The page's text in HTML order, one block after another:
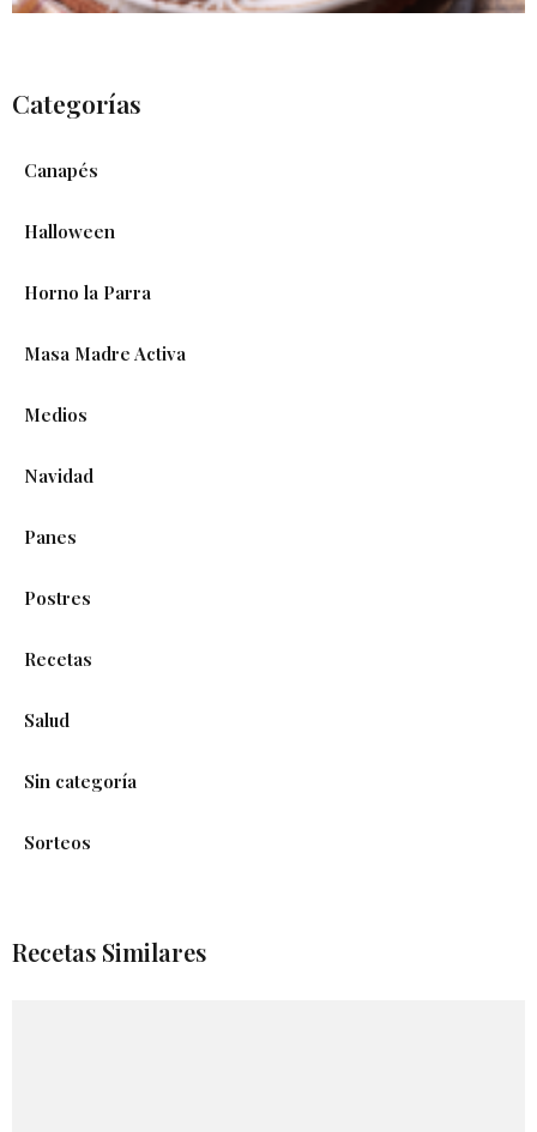
Categorías
Canapés
Halloween
Horno la Parra
Masa Madre Activa
Medios
Navidad
Panes
Postres
Recetas
Salud
Sin categoría
Sorteos
Recetas Similares